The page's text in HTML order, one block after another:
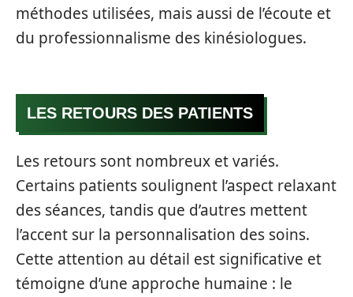
méthodes utilisées, mais aussi de l’écoute et
du professionnalisme des kinésiologues.
LES RETOURS DES PATIENTS
Les retours sont nombreux et variés.
Certains patients soulignent l’aspect relaxant
des séances, tandis que d’autres mettent
l’accent sur la personnalisation des soins.
Cette attention au détail est significative et
témoigne d’une approche humaine : le